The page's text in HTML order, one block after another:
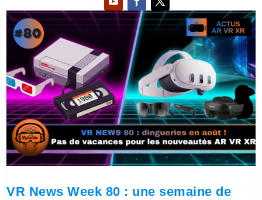
VR News Week 80 : une semaine de